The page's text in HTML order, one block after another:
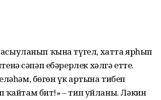
ҡына түгел, хатта ярһып
сәпәп ебәрерлек хәлгә етте.
бөгөн үк артына тибеп
ҡайтам бит!» – тип уйланы. Ләкин